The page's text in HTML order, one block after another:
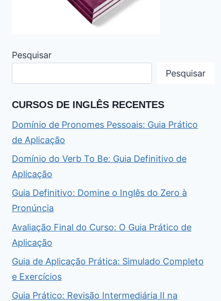
Pesquisar
Pesquisar
CURSOS DE INGLÊS RECENTES
Domínio de Pronomes Pessoais: Guia Prático
de Aplicação
Domínio do Verb To Be: Guia Definitivo de
Aplicação
Guia Definitivo: Domine o Inglês do Zero à
Pronúncia
Avaliação Final do Curso: O Guia Prático de
Aplicação
Guia de Aplicação Prática: Simulado Completo
e Exercícios
Guia Prático: Revisão Intermediária II na